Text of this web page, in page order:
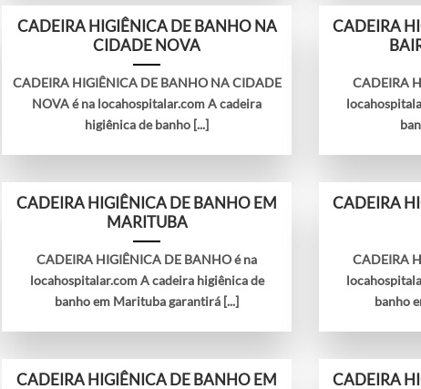
CADEIRA HIGIÊNICA DE BANHO NA
CIDADE NOVA
CADEIRA HIGIÊNICA DE BANHO NA CIDADE
NOVA é na locahospitalar.com A cadeira
higiênica de banho [...]
CADEIRA
CADEIRA
CADEIRA HIGIÊNICA DE BANHO EM
MARITUBA
CADEIRA HIGIÊNICA DE BANHO é na
locahospitalar.com A cadeira higiênica de
banho em Marituba garantirá [...]
CADEIRA
CADEIRA
banho
CADEIRA HIGIÊNICA DE BANHO EM
CADEIRA